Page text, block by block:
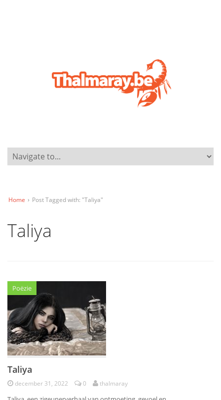
Home › Post Tagged with: "Taliya"
Taliya
Poëzie
Taliya
december 31, 2022 0 thalmaray